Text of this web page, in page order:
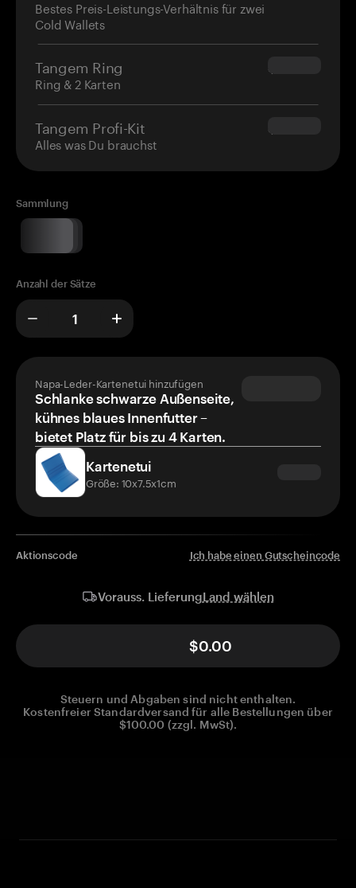
Bestes Preis-Leistungs-Verhältnis für zwei
Cold Wallets
Tangem Ring
Ring & 2 Karten
$160.00
Tangem Profi-Kit
Alles was Du brauchst
$180.00
Sammlung
Anzahl der Sätze
Napa-Leder-Kartenetui hinzufügen
Schlanke schwarze Außenseite,
kühnes blaues Innenfutter –
bietet Platz für bis zu 4 Karten.
Kartenetui
Größe: 10x7.5x1cm
Aktionscode Ich habe einen Gutscheincode
Vorauss. LieferungLand wählen
$0.00
Steuern und Abgaben sind nicht enthalten.
Kostenfreier Standardversand für alle Bestellungen über
$100.00 (zzgl. MwSt).